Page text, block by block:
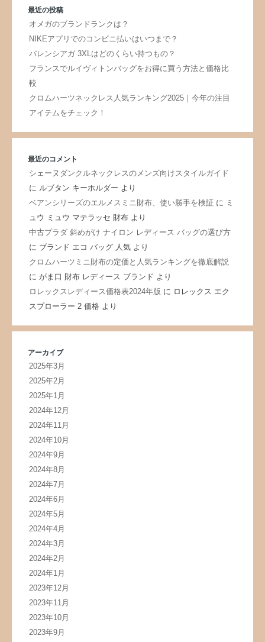
最近の投稿
オメガのブランドランクは？
NIKEアプリでのコンビニ払いはいつまで？
バレンシアガ 3XLはどのくらい持つもの？
フランスでルイヴィトンバッグをお得に買う方法と価格比
較
クロムハーツネックレス人気ランキング2025｜今年の注目
アイテムをチェック！
最近のコメント
シェーヌダンクルネックレスのメンズ向けスタイルガイド
に ルブタン キーホルダー より
ベアンシリーズのエルメスミニ財布、使い勝手を検証に ミ
ュウ ミュウ マテラッセ 財布より
中古プラダ 斜めがけ ナイロン レディース バッグの選び方
に ブランド エコ バッグ 人気より
クロムハーツミニ財布の定価と人気ランキングを徹底解説
に がま口 財布 レディース ブランド より
ロレックスレディース価格表2024年版 に ロレックス エク
スプローラー 2 価格より
アーカイブ
2025年3月
2025年2月
2025年1月
2024年12月
2024年11月
2024年10月
2024年9月
2024年8月
2024年7月
2024年6月
2024年5月
2024年4月
2024年3月
2024年2月
2024年1月
2023年12月
2023年11月
2023年10月
2023年9月